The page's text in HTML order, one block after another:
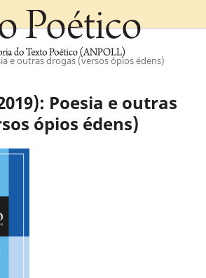
e outras drogas (versos ópios édens)
Poesia e outras
ópios édens)